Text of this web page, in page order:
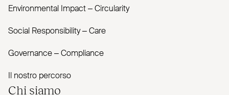
Envi­ronmental Impact – Cir­cularity
Social Responsibility – Care
Governance – Com­pliance
Il nostro percorso
Chi siamo